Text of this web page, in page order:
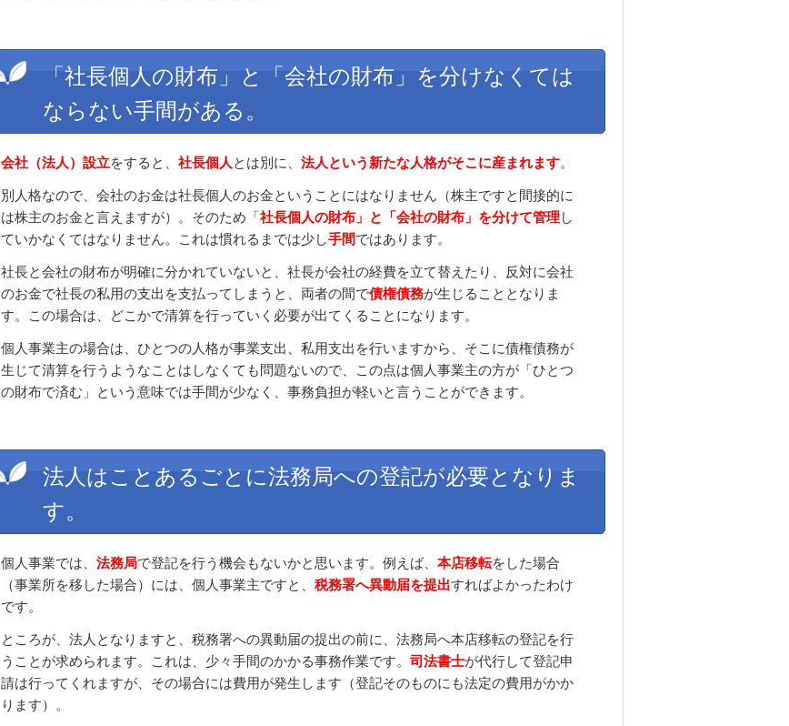
「社長個人の財布」と「会社の財布」を分けなくては
ならない手間がある。
会社（法人）設立をすると、 社長個人 とは別に、 法人という新たな人格がそこに産まれます。
別人格なので、会社のお金は社長個人のお金ということにはなりません（株主ですと間接的に
は株主のお金と言えますが）。そのため「社長個人の財布」と「会社の財布」を分けて管理し
ていかなくてはなりません。これは慣れるまでは少し手間ではあります。
社長と会社の財布が明確に分かれていないと、社長が会社の経費を立て替えたり、反対に会社
のお金で社長の私用の支出を支払ってしまうと、両者の間で債権債務が生じることとなりま
す。
この場合は、どこかで清算を行っていく必要が出てくることになります。
個人事業主の場合は、ひとつの人格が事業支出、私用支出を行いますから、そこに債権債務が
生じて清算を行うようなことはしなくても問題ないので、この点は個人事業主の方が「ひとつ
の財布で済む」という意味では手間が少なく、事務負担が軽いと言うことができます。
法人はことあるごとに法務局への登記が必要となりま
す。
個人事業では、 法務局で登記を行う機会もないかと思います。例えば、 本店移転をした場合
（事業所を移した場合）には、個人事業主ですと、 税務署へ異動届を提出すればよかったわけ
です。
ところが、法人となりますと、税務署への異動届の提出の前に、法務局へ本店移転の登記を行
うことが求められます。これは、少々手間のかかる事務作業です。 司法書士が代行して登記申
請は行ってくれますが、その場合には費用が発生します（登記そのものにも法定の費用がかか
ります）。